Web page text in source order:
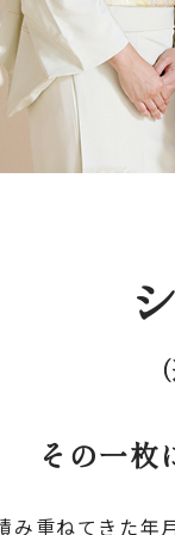
その一枚
み重ねてきた年